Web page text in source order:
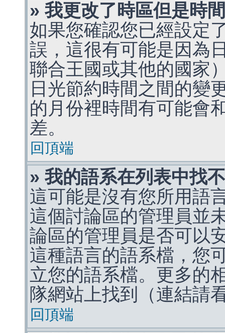
» 我更改了時區但是時
如果您確認您已經設定
誤，這很有可能是因為
聯合王國或其他的國家
日光節約時間之間的變
的月份裡時間有可能會
差。
回頂端
» 我的語系在列表中找
這可能是沒有您所用語
這個討論區的管理員並
論區的管理員是否可以
這種語言的語系檔，您
立您的語系檔。更多的
隊網站上找到（連結請
回頂端